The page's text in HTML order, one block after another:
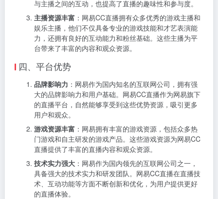
与主播之间的互动，也提高了直播的趣味性和参与度。
主播资源丰富 ：网易CC直播拥有众多优秀的游戏主播和
娱乐主播，他们不仅具备专业的游戏技能和才艺表演能
力，还拥有良好的互动能力和粉丝基础。这些主播为平
台带来了丰富的内容和观众资源。
四、平台优势
品牌影响力 ：网易作为国内知名的互联网公司，拥有强
大的品牌影响力和用户基础。网易CC直播作为网易旗下
的直播平台，自然能够享受到这些优势资源，吸引更多
用户和观众。
游戏资源丰富 ：网易拥有丰富的游戏资源，包括众多热
门游戏和自主研发的游戏产品。这些游戏资源为网易CC
直播提供了丰富的直播内容和观众资源。
技术实力强大 ：网易作为国内领先的互联网公司之一，
具备强大的技术实力和研发团队。网易CC直播在直播技
术、互动功能等方面不断创新和优化，为用户提供更好
的直播体验。